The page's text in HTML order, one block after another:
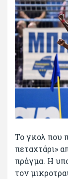
Το γκολ που
πεταχτάρι»
πράγμα. Η
τον